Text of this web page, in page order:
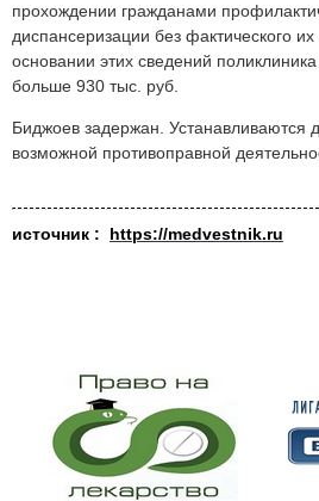
прохождении гражданами
диспансеризации без фактического
основании этих сведений
больше 930 тыс. руб.
Биджоев задержан. Устанавливаются
возможной противоправной
источник : https://medvestnik.ru